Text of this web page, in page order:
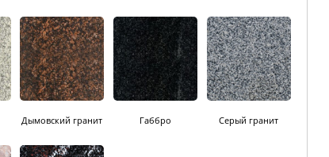
Дымовский гранит Габбро Серый гранит